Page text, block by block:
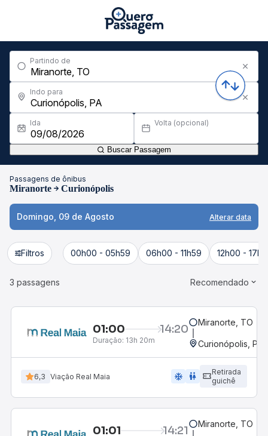
Partindo de
Indo para
Ida Volta (opcional)
Buscar Passagem
Passagens de ônibus
Miranorte Curionópolis
Domingo, 09 de Agosto Alterar data
Filtros 00h00 - 05h59 06h00 - 11h59 12h00 -
3 passagens Recomendado
01:00 14:20
Duração: 13h 20m
Miranorte, TO
Curionópolis, PA
6,3 Viação Real Maia ac_unit wc
Retirada
guichê
01:01 14:21 Miranorte, TO